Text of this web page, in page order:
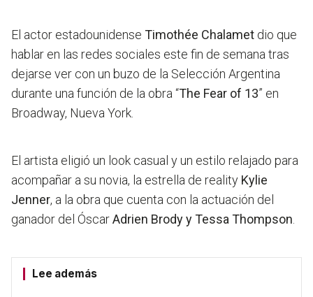
El actor estadounidense Timothée Chalamet dio que
hablar en las redes sociales este fin de semana tras
dejarse ver con un buzo de la Selección Argentina
durante una función de la obra “The Fear of 13” en
Broadway, Nueva York.
El artista eligió un look casual y un estilo relajado para
acompañar a su novia, la estrella de reality Kylie
Jenner, a la obra que cuenta con la actuación del
ganador del ÓscarAdrien Brody y Tessa Thompson
Lee además